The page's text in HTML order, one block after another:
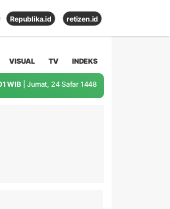
Republika.id retizen.id
VISUAL TV INDEKS
WIB | Jumat, 24 Safar 1448